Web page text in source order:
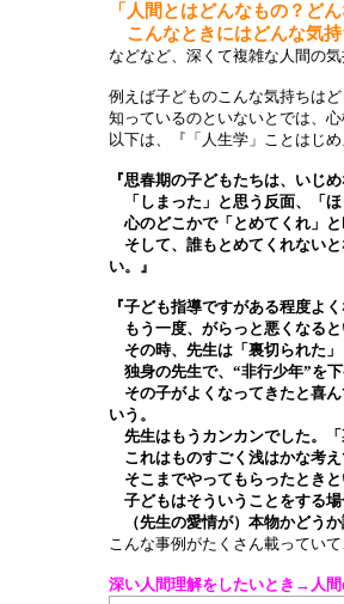
「人間とはどんなもの？ど
こんなときにはどんな気
などなど、深くて複雑な人間の
例えば子どものこんな気持ちは
知っているのといないとでは、
以下は、『「人生学」ことはじ
『思春期の子どもたちは、いじ
「しまった」と思う反面、「
心のどこかで「とめてくれ」
そして、誰もとめてくれない
い。』
『子ども指導ですがある程度よ
もう一度、がらっと悪くなる
その時、先生は「裏切られた
独身の先生で、“非行少年”を
その子がよくなってきたと喜
いう。
先生はもうカンカンでした。
これはものすごく浅はかな考
そこまでやってもらったとき
子どもはそういうことをする
（先生の愛情が）本物かどう
こんな事例がたくさん載ってい
深い人間理解をしたいとき→人